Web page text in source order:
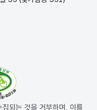
되는 것을 거부하며, 이를